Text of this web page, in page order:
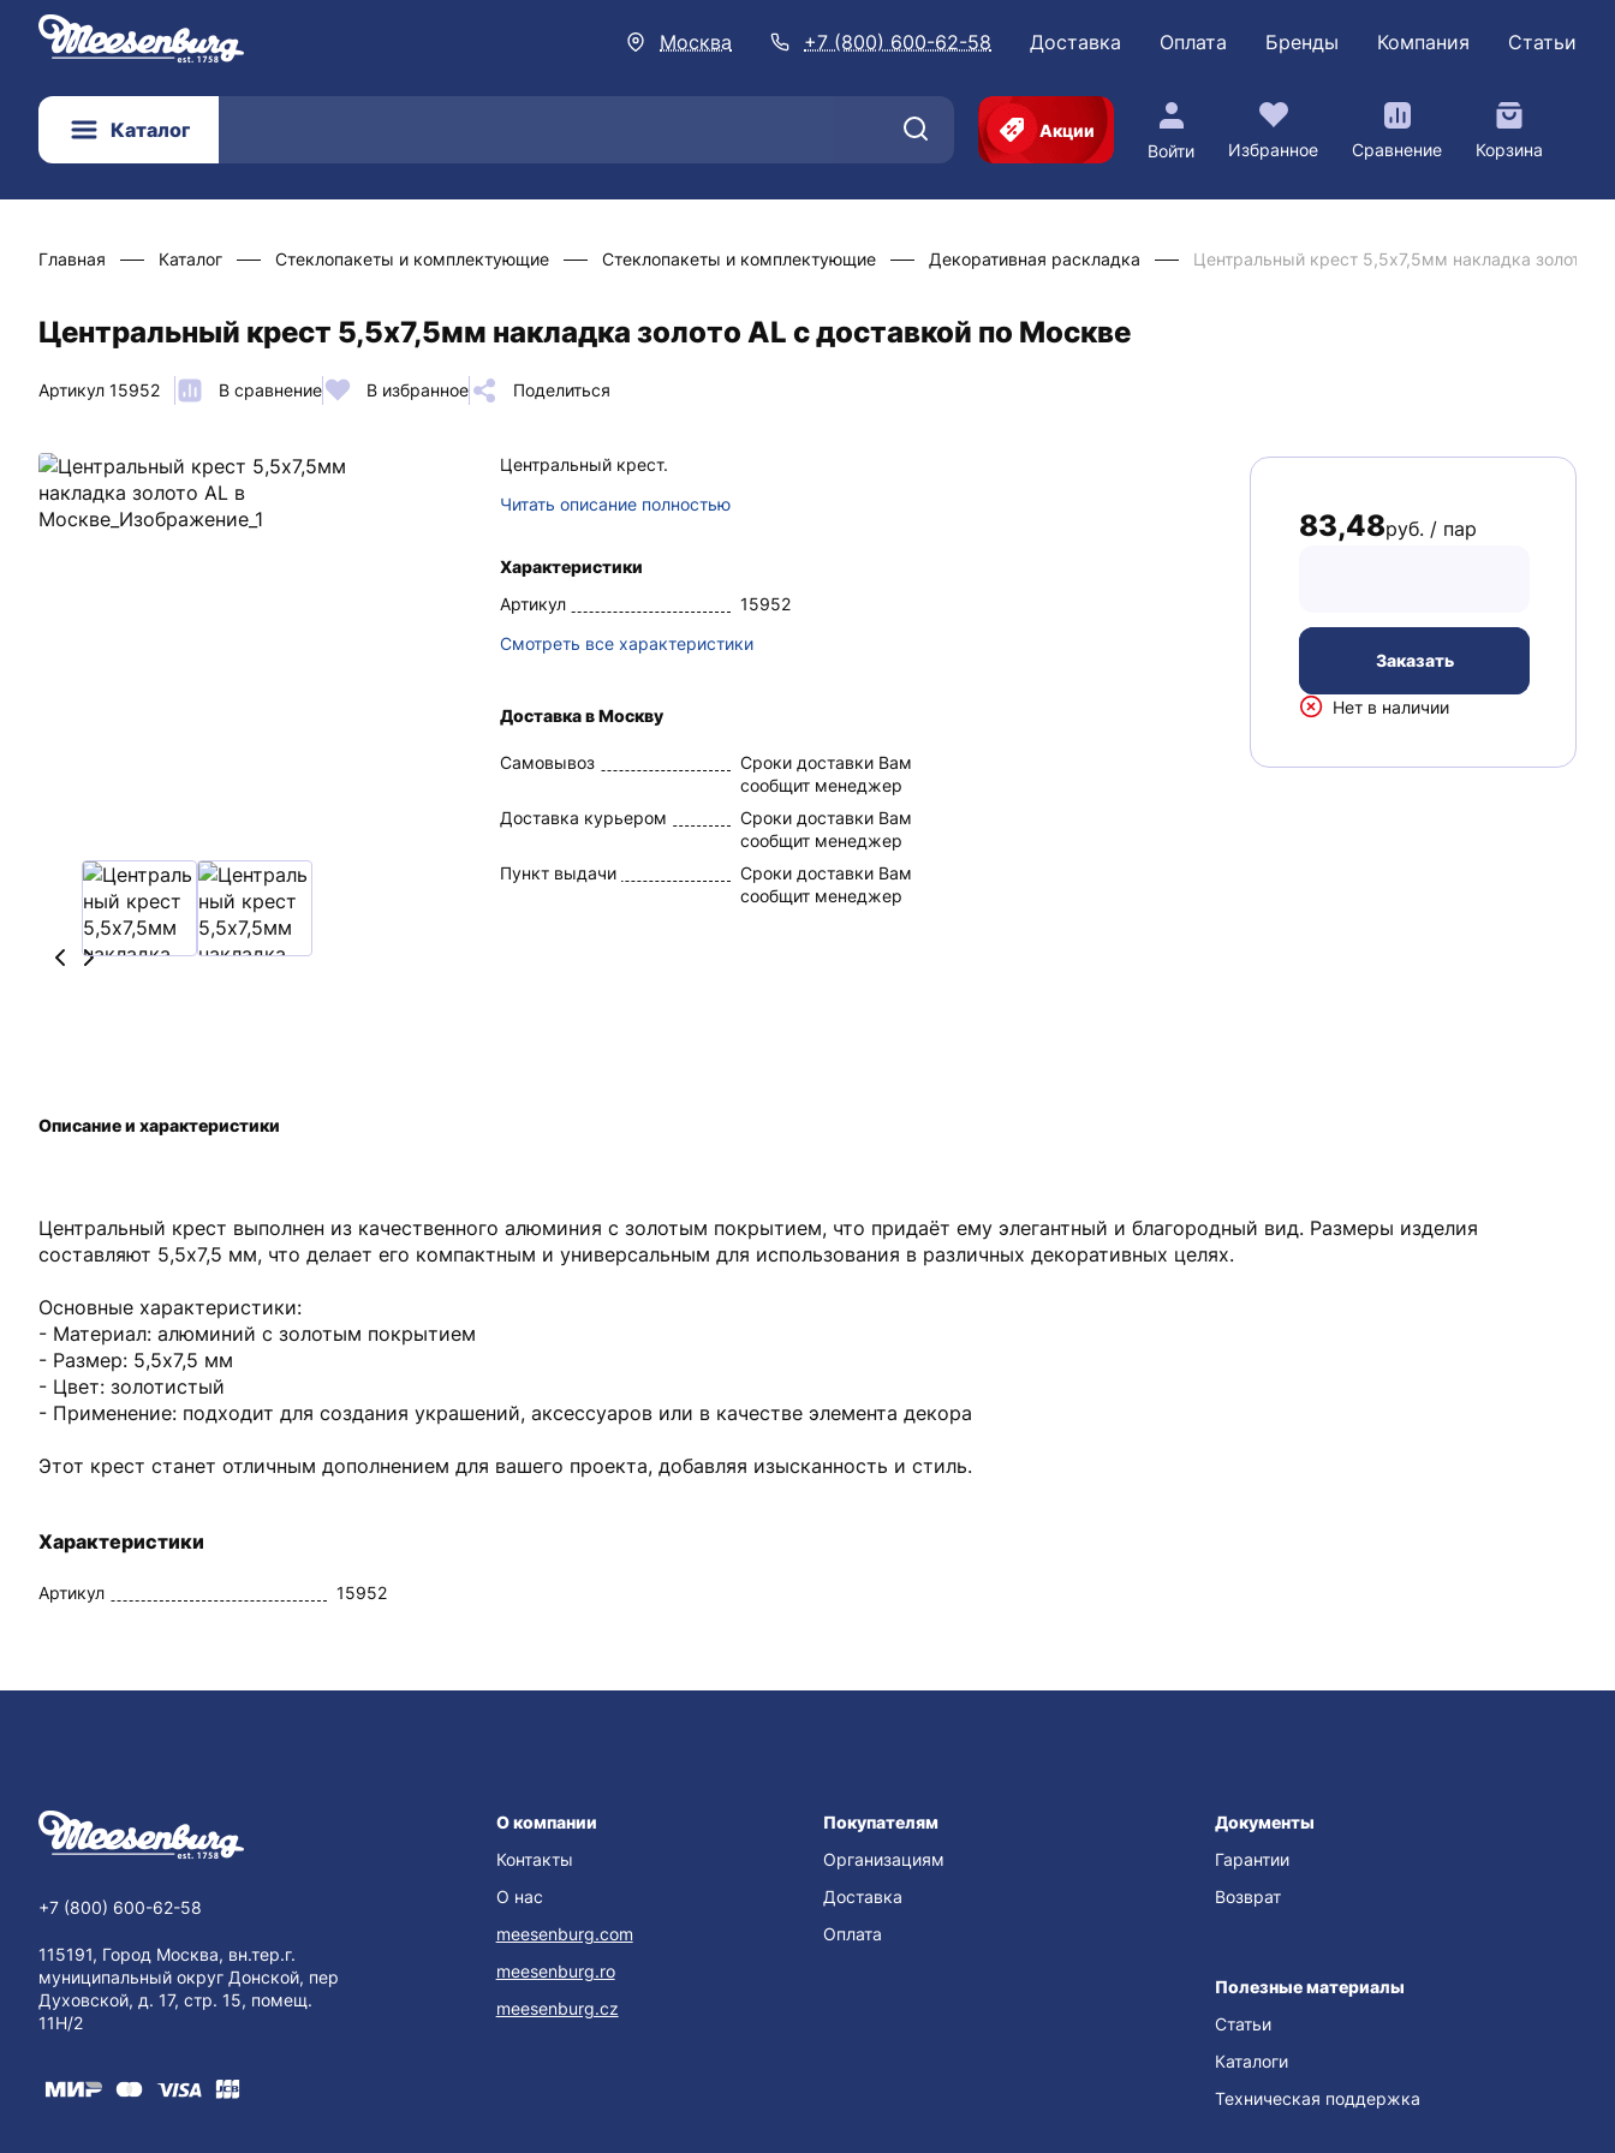
Москва +7 (800) 600-62-58 Доставка Оплата Бренды Компания Статьи
Каталог
Акции
Войти
Избранное Сравнение Корзина
Главная Каталог Стеклопакеты и комплектующие Стеклопакеты и комплектующие Декоративная раскладка Центральный крест 5,5х7,5мм накладка золото AL
Центральный крест 5,5х7,5мм накладка золото AL с доставкой по Москве
Артикул 15952 В сравнение В избранное Поделиться
Центральный крест.
Читать описание полностью
Характеристики
Артикул
15952
Смотреть все характеристики
Доставка в Москву
Самовывоз
Сроки доставки Вам
сообщит менеджер
Доставка курьером
Сроки доставки Вам
сообщит менеджер
Пункт выдачи
Сроки доставки Вам
сообщит менеджер
83,48руб. / пар
Заказать
Нет в наличии
Центральный крест выполнен из качественного алюминия с золотым покрытием, что придаёт ему элегантный и благородный вид. Размеры изделия
составляют 5,5х7,5 мм, что делает его компактным и универсальным для использования в различных декоративных целях.
Основные характеристики:
- Материал: алюминий с золотым покрытием
- Размер: 5,5х7,5 мм
- Цвет: золотистый
- Применение: подходит для создания украшений, аксессуаров или в качестве элемента декора
Этот крест станет отличным дополнением для вашего проекта, добавляя изысканность и стиль.
Характеристики
Артикул 15952
Описание и характеристики
+7 (800) 600-62-58
115191, Город Москва, вн.тер.г.
муниципальный округ Донской, пер
Духовской, д. 17, стр. 15, помещ.
11Н/2
О компании
Контакты
О нас
meesenburg.com
meesenburg.ro
meesenburg.cz
Покупателям
Организациям
Доставка
Оплата
Документы
Гарантии
Возврат
Полезные материалы
Статьи
Каталоги
Техническая поддержка